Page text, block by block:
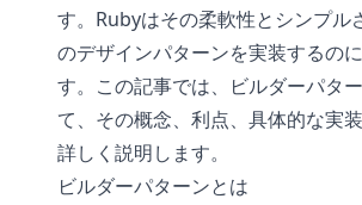
す。Rubyはその柔軟性とシンプル
のデザインパターンを実装するの
す。この記事では、ビルダーパタ
て、その概念、利点、具体的な実
詳しく説明します。
ビルダーパターンとは